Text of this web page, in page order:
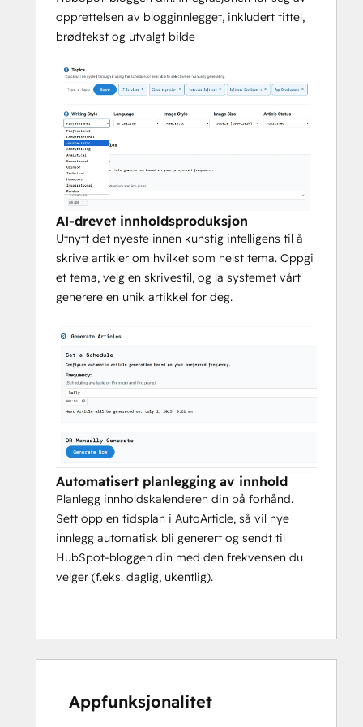
opprettelsen av blogginnlegget, inkludert tittel,
brødtekst og utvalgt bilde
AI-drevet innholdsproduksjon
Utnytt det nyeste innen kunstig intelligens til å
skrive artikler om hvilket som helst tema. Oppgi
et tema, velg en skrivestil, og la systemet vårt
generere en unik artikkel for deg.
Automatisert planlegging av innhold
Planlegg innholdskalenderen din på forhånd.
Sett opp en tidsplan i AutoArticle, så vil nye
innlegg automatisk bli generert og sendt til
HubSpot-bloggen din med den frekvensen du
velger (f.eks. daglig, ukentlig).
Appfunksjonalitet